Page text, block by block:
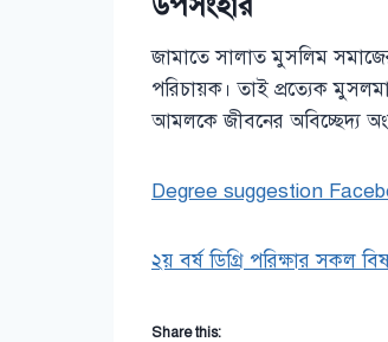
জামাতে সালাত মুসলিম
পরিচায়ক। তাই প্রত্যেক
আমলকে জীবনের অবিচ্ছেদ্য
Degree suggestion
২য় বর্ষ ডিগ্রি পরিক্ষার সকল
Share this: